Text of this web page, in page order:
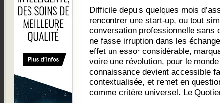
Difficile depuis quelques mois
rencontrer une start-up, ou tout
conversation professionnelle sans
ne fasse irruption dans les
effet un essor considérable,
voire une révolution, pour le
connaissance devient accessible
contextualisée, et remet en
comme critère universel. Le